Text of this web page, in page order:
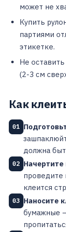
может не
Купить
партиями
этикетке.
Не
(2-3 см
Как
01
должна
02 Начертите
проведите
клеится
03 Наносите
бумажные